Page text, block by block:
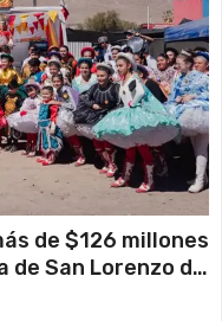
de $126 millones
de San Lorenzo de